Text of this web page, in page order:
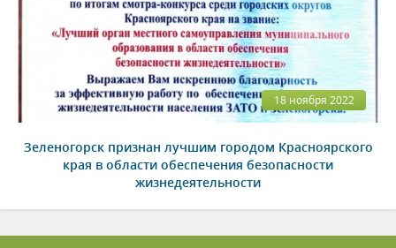
18 ноября 2022
Зеленогорск признан лучшим городом Красноярского
края в области обеспечения безопасности
жизнедеятельности